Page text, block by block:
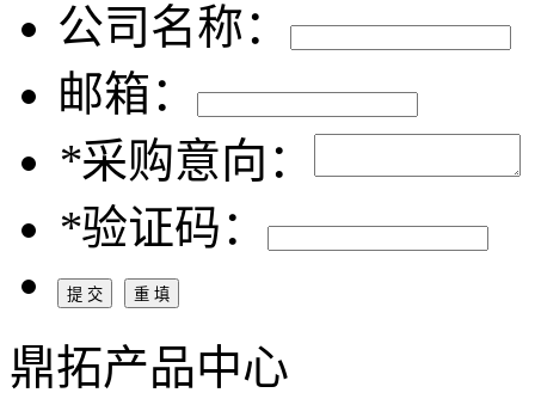
公司名称：
邮箱：
*采购意向：
*验证码：
鼎拓产品中心